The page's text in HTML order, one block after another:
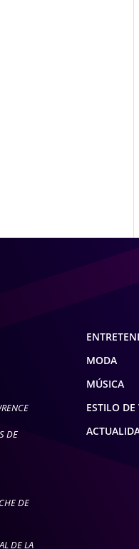
DE
DE
DE LA
MODA
MÚSICA
ESTILO DE